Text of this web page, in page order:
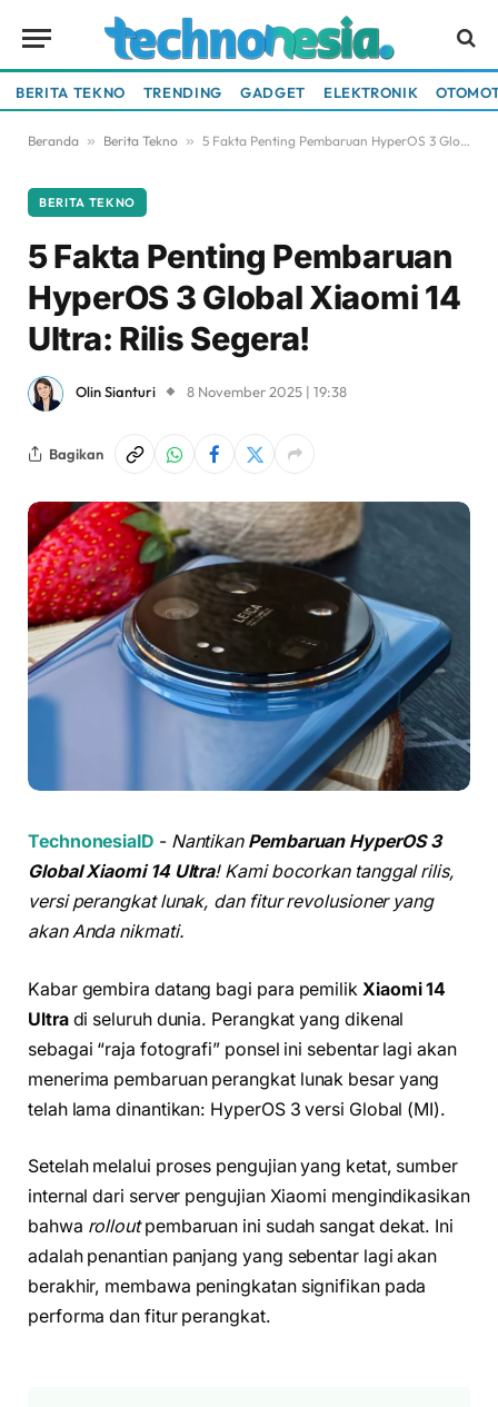
BERITA TEKNO TRENDING GADGET ELEKTRONIK
Beranda » Berita Tekno » 5 Fakta Penting Pembaruan HyperOS 3 Global Xiaomi 14 Ultra: Rilis Segera!
BERITA TEKNO
5 Fakta Penting Pembaruan
HyperOS 3 Global Xiaomi 14
Ultra: Rilis Segera!
Olin Sianturi 8 November 2025 | 19:38
Bagikan
TechnonesiaID - Nantikan Pembaruan HyperOS 3
Global Xiaomi 14 Ultra! Kami bocorkan tanggal rilis,
versi perangkat lunak, dan fitur revolusioner yang
akan Anda nikmati.
Kabar gembira datang bagi para pemilik Xiaomi 14
Ultradi seluruh dunia. Perangkat yang dikenal
sebagai “raja fotografi” ponsel ini sebentar lagi akan
menerima pembaruan perangkat lunak besar yang
telah lama dinantikan: HyperOS 3 versi Global (MI).
Setelah melalui proses pengujian yang ketat, sumber
internal dari server pengujian Xiaomi mengindikasikan
bahwa rolloutpembaruan ini sudah sangat dekat. Ini
adalah penantian panjang yang sebentar lagi akan
berakhir, membawa peningkatan signifikan pada
performa dan fitur perangkat.